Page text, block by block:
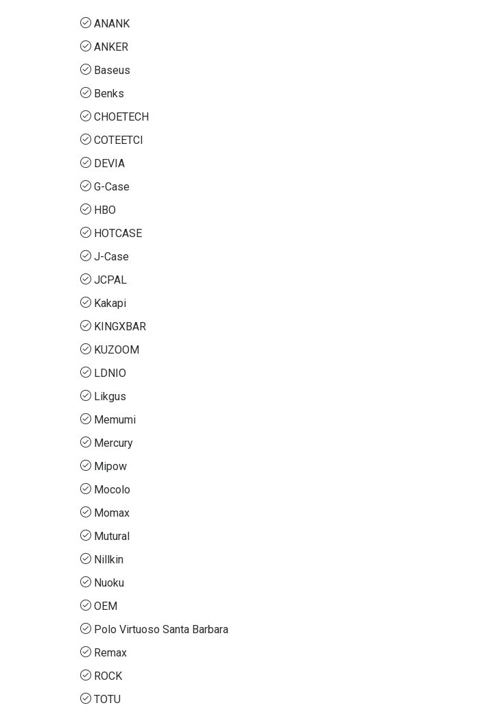
ANANK
ANKER
Baseus
Benks
CHOETECH
COTEETCI
DEVIA
G-Case
HBO
HOTCASE
J-Case
JCPAL
Kakapi
KINGXBAR
KUZOOM
LDNIO
Likgus
Memumi
Mercury
Mipow
Mocolo
Momax
Mutural
Nillkin
Nuoku
OEM
Polo Virtuoso Santa Barbara
Remax
ROCK
TOTU